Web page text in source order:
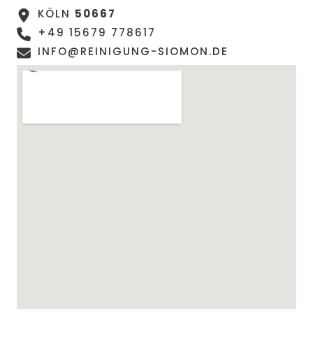
KÖLN 50667
+49 15679 778617
INFO@REINIGUNG-SIOMON.DE